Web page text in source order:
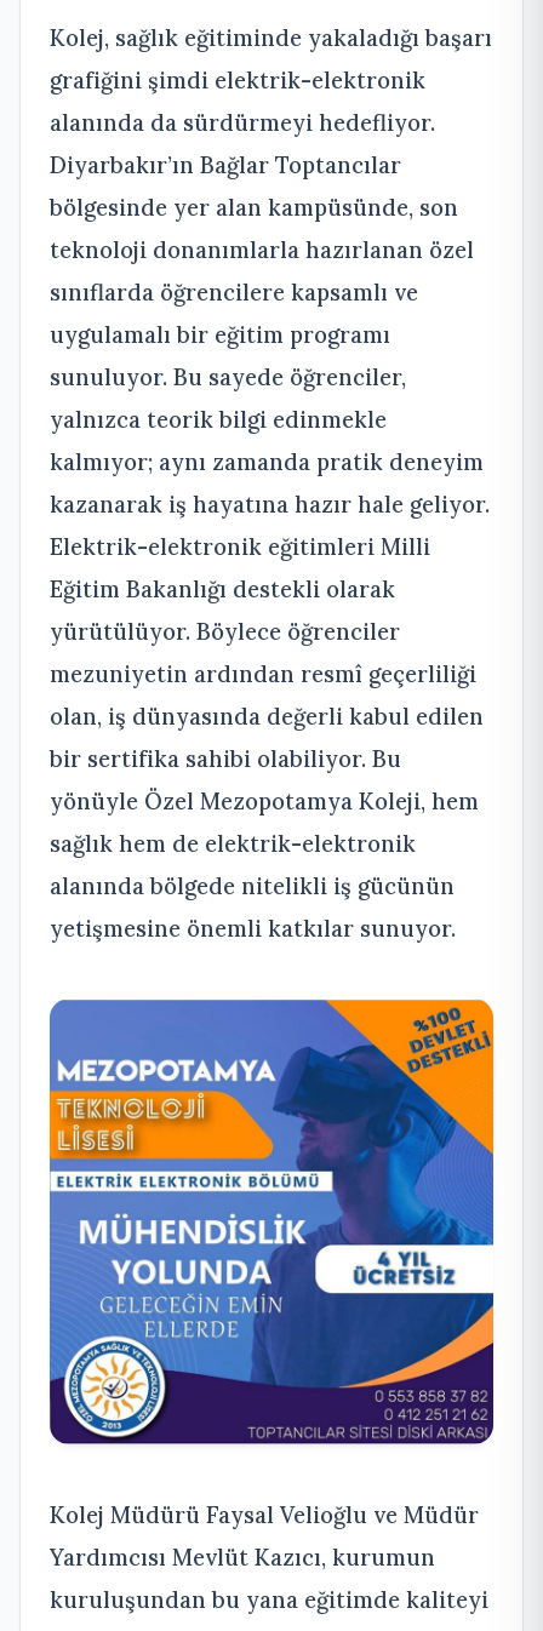
Kolej, sağlık eğitiminde yakaladığı başarı
grafiğini şimdi elektrik-elektronik
alanında da sürdürmeyi hedefliyor.
Diyarbakır’ın Bağlar Toptancılar
bölgesinde yer alan kampüsünde, son
teknoloji donanımlarla hazırlanan özel
sınıflarda öğrencilere kapsamlı ve
uygulamalı bir eğitim programı
sunuluyor. Bu sayede öğrenciler,
yalnızca teorik bilgi edinmekle
kalmıyor; aynı zamanda pratik deneyim
kazanarak iş hayatına hazır hale geliyor.
Elektrik-elektronik eğitimleri Milli
Eğitim Bakanlığı destekli olarak
yürütülüyor. Böylece öğrenciler
mezuniyetin ardından resmî geçerliliği
olan, iş dünyasında değerli kabul edilen
bir sertifika sahibi olabiliyor. Bu
yönüyle Özel Mezopotamya Koleji, hem
sağlık hem de elektrik-elektronik
alanında bölgede nitelikli iş gücünün
yetişmesine önemli katkılar sunuyor.
Kolej Müdürü Faysal Velioğlu ve Müdür
Yardımcısı Mevlüt Kazıcı, kurumun
kuruluşundan bu yana eğitimde kaliteyi